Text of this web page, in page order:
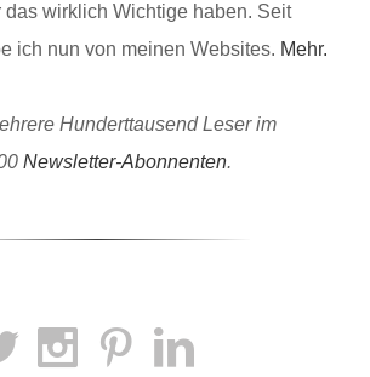
das wirklich Wichtige haben. Seit
ich nun von meinen Websites. Mehr.
Hunderttausend Leser im
Newsletter-Abonnenten.